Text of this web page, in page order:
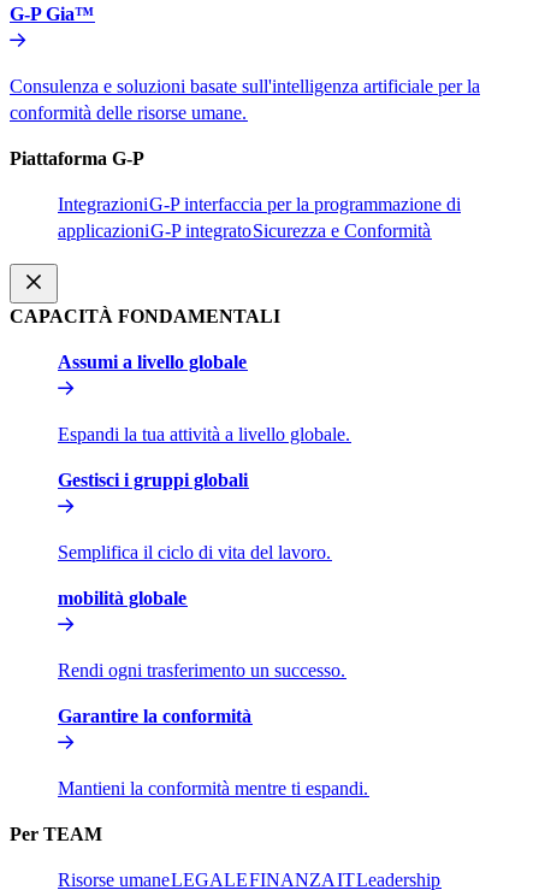
G-P Gia™​​
Consulenza e soluzioni basate sull'intelligenza artificiale per la
conformità delle risorse umane.​​
Piattaforma G-P​​
Integrazioni​​G-P interfaccia per la programmazione di
applicazioni​​G-P integrato​​Sicurezza e Conformità​​
CAPACITÀ FONDAMENTALI​​
Assumi a livello globale​​
Espandi la tua attività a livello globale.​​
Gestisci i gruppi globali​​
Semplifica il ciclo di vita del lavoro.​​
mobilità globale​​
Rendi ogni trasferimento un successo.​​
Garantire la conformità​​
Mantieni la conformità mentre ti espandi.​​
Per TEAM​​
Risorse umane​​LEGALE​​FINANZA​​IT​​Leadership​​